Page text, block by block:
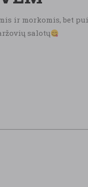
ir morkomis, bet
salotų